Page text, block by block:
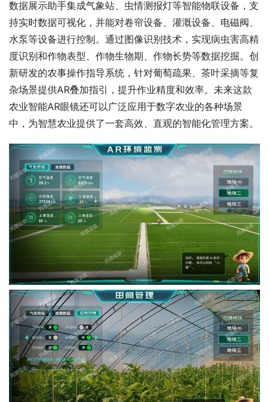
数据展示助手集成气象站、虫情测报灯等智能物联设备，支
持实时数据可视化，并能对卷帘设备、灌溉设备、电磁阀、
水泵等设备进行控制。通过图像识别技术，实现病虫害高精
度识别和作物表型、作物生物期、作物长势等数据挖掘。创
新研发的农事操作指导系统，针对葡萄疏果、茶叶采摘等复
杂场景提供AR叠加指引，提升作业精度和效率。未来这款
农业智能AR眼镜还可以广泛应用于数字农业的各种场景
中，为智慧农业提供了一套高效、直观的智能化管理方案。